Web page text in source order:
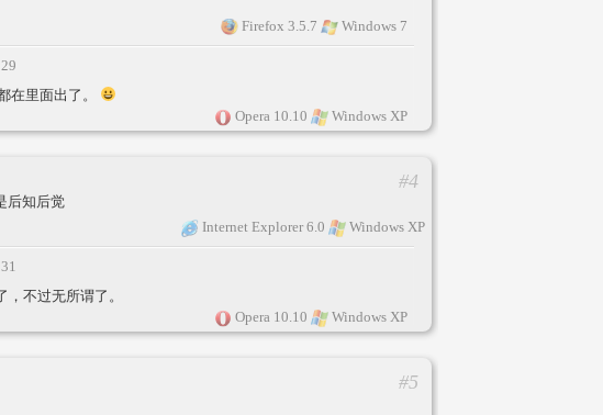
Firefox 3.5.7
Windows 7
在里面出了。
Opera 10.10
Windows XP
后知后觉
Internet Explorer 6.0
Windows XP
#4
，不过无所谓了。
Opera 10.10
Windows XP
#5